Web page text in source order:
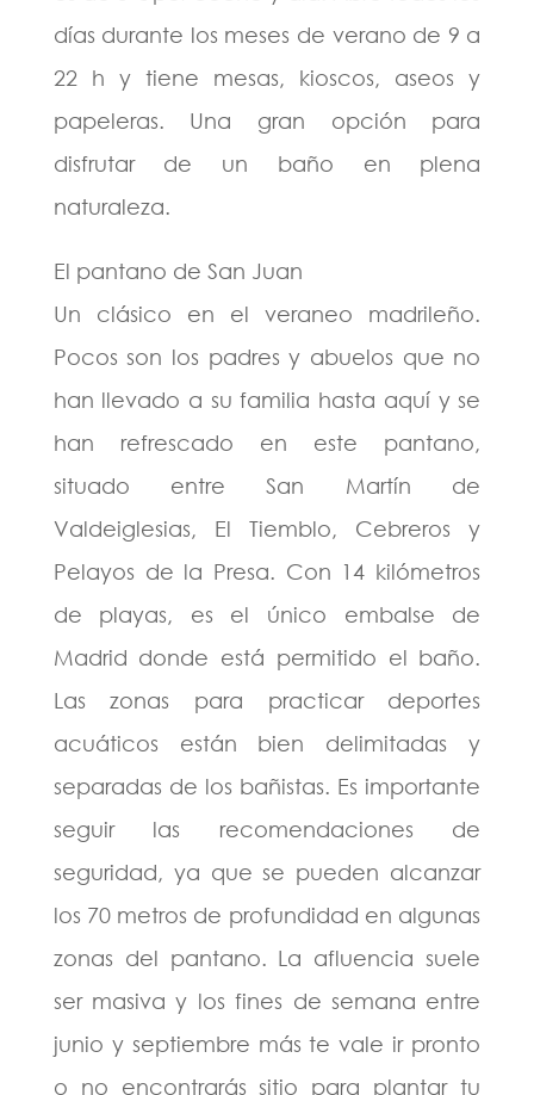
días durante los meses de verano de 9 a
22 h y tiene mesas, kioscos, aseos y
papeleras. Una gran opción para
disfrutar de un baño en plena
naturaleza.
El pantano de San Juan
Un clásico en el veraneo madrileño.
Pocos son los padres y abuelos que no
han llevado a su familia hasta aquí y se
han refrescado en este pantano,
situado entre San Martín de
Valdeiglesias, El Tiemblo, Cebreros y
Pelayos de la Presa. Con 14 kilómetros
de playas, es el único embalse de
Madrid donde está permitido el baño.
Las zonas para practicar deportes
acuáticos están bien delimitadas y
separadas de los bañistas. Es importante
seguir las recomendaciones de
seguridad, ya que se pueden alcanzar
los 70 metros de profundidad en algunas
zonas del pantano. La afluencia suele
ser masiva y los fines de semana entre
junio y septiembre más te vale ir pronto
o no encontrarás sitio para plantar tu